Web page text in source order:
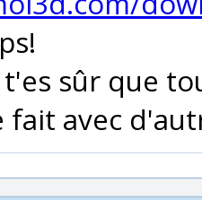
t'es sûr que
fait avec